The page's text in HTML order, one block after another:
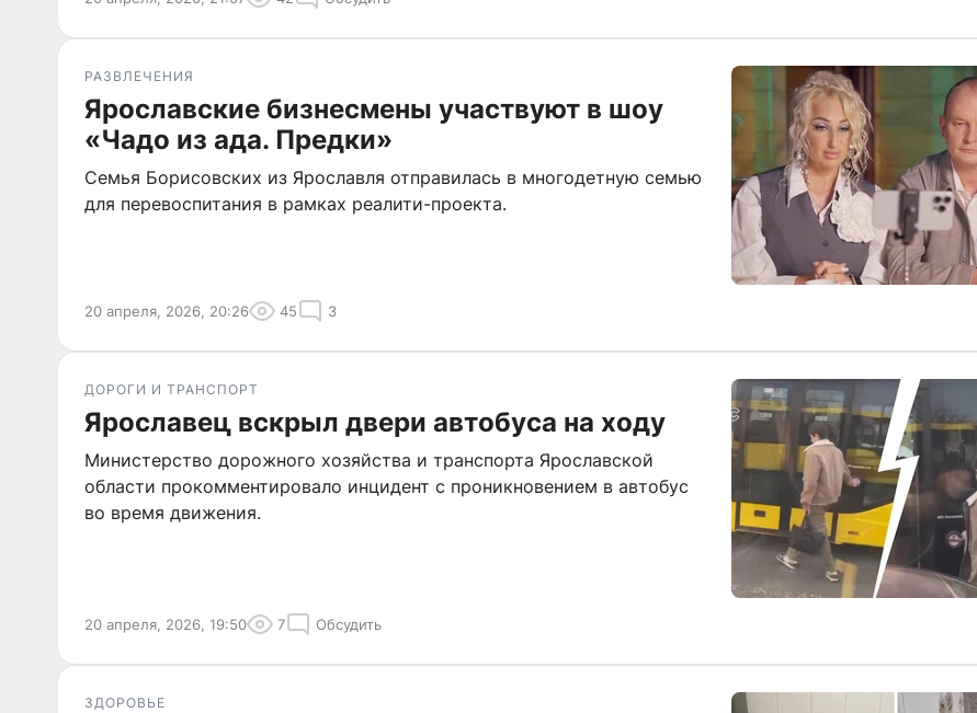
РАЗВЛЕЧЕНИЯ
Ярославские бизнесмены участвуют в шоу
«Чадо из ада. Предки»
Семья Борисовских из Ярославля отправилась в многодетную семью
для перевоспитания в рамках реалити-проекта.
20 апреля, 2026, 20:26 45 3
ДОРОГИ И ТРАНСПОРТ
Ярославец вскрыл двери автобуса на ходу
Министерство дорожного хозяйства и транспорта Ярославской
области прокомментировало инцидент с проникновением в автобус
во время движения.
20 апреля, 2026, 19:50 7 Обсудить
ЗДОРОВЬЕ